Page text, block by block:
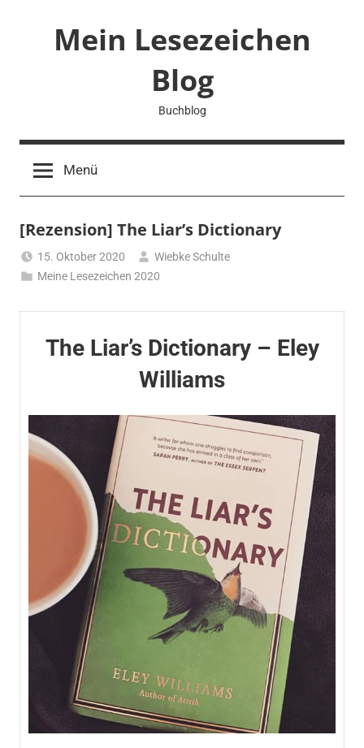
Mein Lesezeichen
Blog
Buchblog
Menü
[Rezension] The Liar’s Dictionary
15. Oktober 2020
Wiebke Schulte
Meine Lesezeichen 2020
The Liar’s Dictionary – Eley
Williams